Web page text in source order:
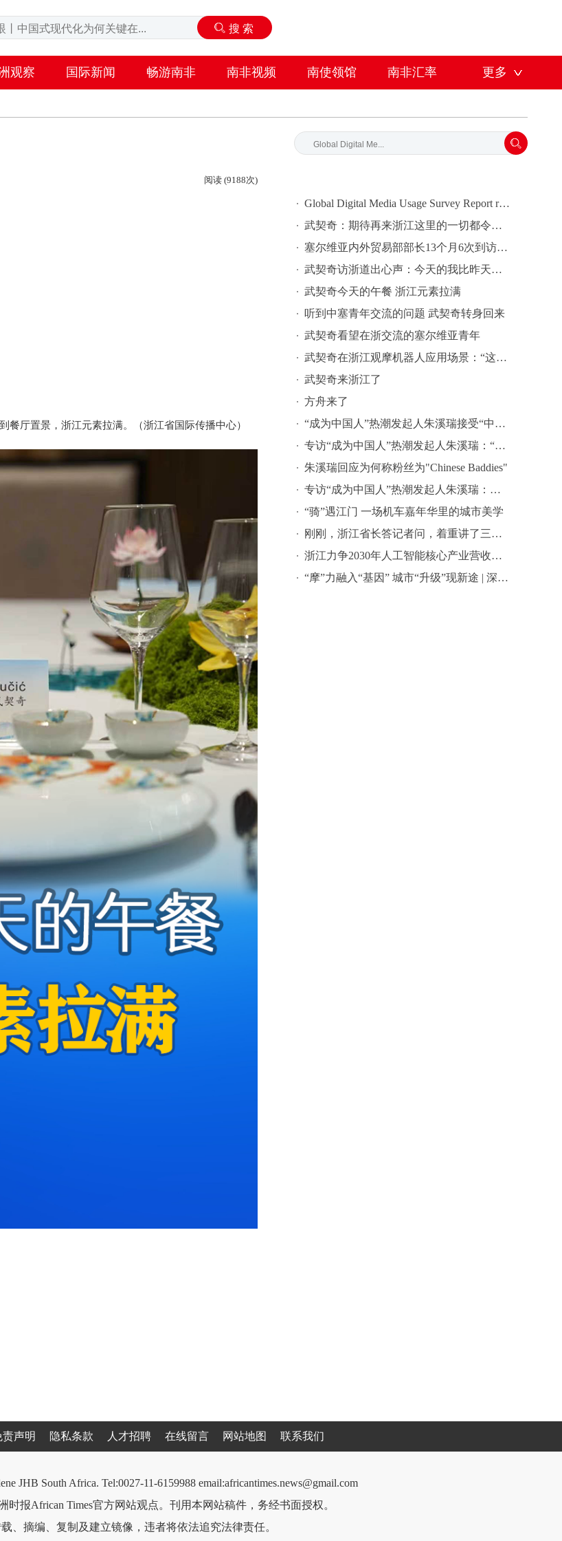
观察 国际新闻 畅游南非 南非视频 南使领馆 南非汇率 更多
阅读 (9188次)
厅置景，浙江元素拉满。（浙江省国际传播中心）
Global Digital Media Usage Survey Report released in South Africa
武契奇：期待再来浙江这里的一切都令我赞叹不已
塞尔维亚内外贸易部部长13个月6次到访中国 曾感叹“唯有天空才是塞中合作的极限"
武契奇访浙道出心声：今天的我比昨天更快乐了
武契奇今天的午餐 浙江元素拉满
听到中塞青年交流的问题 武契奇转身回来
武契奇看望在浙交流的塞尔维亚青年
武契奇在浙江观摩机器人应用场景：“这里就像22世纪”
武契奇来浙江了
方舟来了
“成为中国人”热潮发起人朱溪瑞接受“中式生活短视频挑战”
专访“成为中国人”热潮发起人朱溪瑞：“成为中国人”只是一个开始
朱溪瑞回应为何称粉丝为"Chinese Baddies"
专访“成为中国人”热潮发起人朱溪瑞：我一直对中国文化感到自豪
“骑”遇江门 一场机车嘉年华里的城市美学
刚刚，浙江省长答记者问，着重讲了三件事
浙江力争2030年人工智能核心产业营收达1.2万亿元
“摩”力融入“基因” 城市“升级”现新途 | 深读江门
责声明 隐私条款 人才招聘 在线留言 网站地图 联系我们
JHB South Africa. Tel:0027-11-6159988 email:africantimes.news@gmail.com
时报African Times官方网站观点。刊用本网站稿件，务经书面授权。
、摘编、复制及建立镜像，违者将依法追究法律责任。